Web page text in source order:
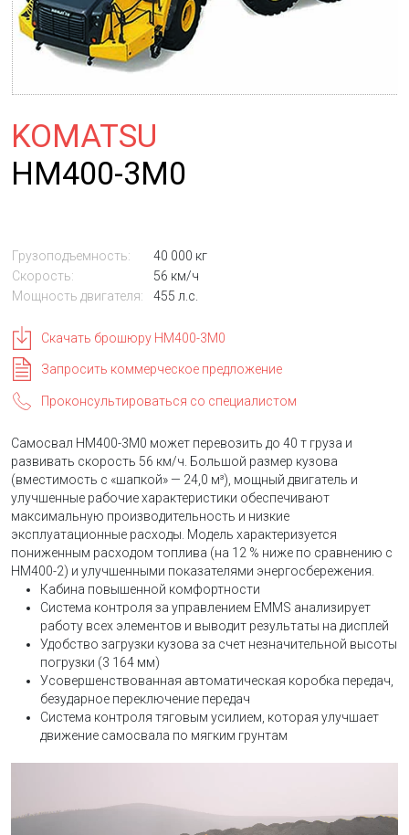
KOMATSU
HM400-3M0
Грузоподъемность:
40 000 кг
Скорость:
56 км/ч
Мощность двигателя:
455 л.с.
Скачать брошюру HM400-3M0
Запросить коммерческое предложение
Проконсультироваться со специалистом
Самосвал HM400-3M0 может перевозить до 40 т груза и
развивать скорость 56 км/ч. Большой размер кузова
(вместимость с «шапкой» — 24,0 м³), мощный двигатель и
улучшенные рабочие характеристики обеспечивают
максимальную производительность и низкие
эксплуатационные расходы. Модель характеризуется
пониженным расходом топлива (на 12 % ниже по сравнению с
HM400-2) и улучшенными показателями энергосбережения.
Кабина повышенной комфортности
Система контроля за управлением EMMS анализирует
работу всех элементов и выводит результаты на дисплей
Удобство загрузки кузова за счет незначительной высоты
погрузки (3 164 мм)
Усовершенствованная автоматическая коробка передач,
безударное переключение передач
Система контроля тяговым усилием, которая улучшает
движение самосвала по мягким грунтам